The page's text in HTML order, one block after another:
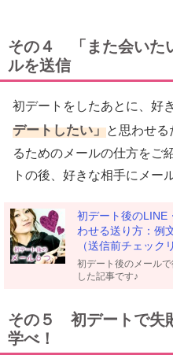
その４ 「また会いた
ルを送信
初デートをしたあとに、好
デートしたい」と思わせ
るためのメールの仕方をご
トの後、好きな相手にメー
初デート後のLINE
わせる送り方：例
（送信前チェック
初デート後のメール
した記事です♪
その５ 初デートで失
学べ！